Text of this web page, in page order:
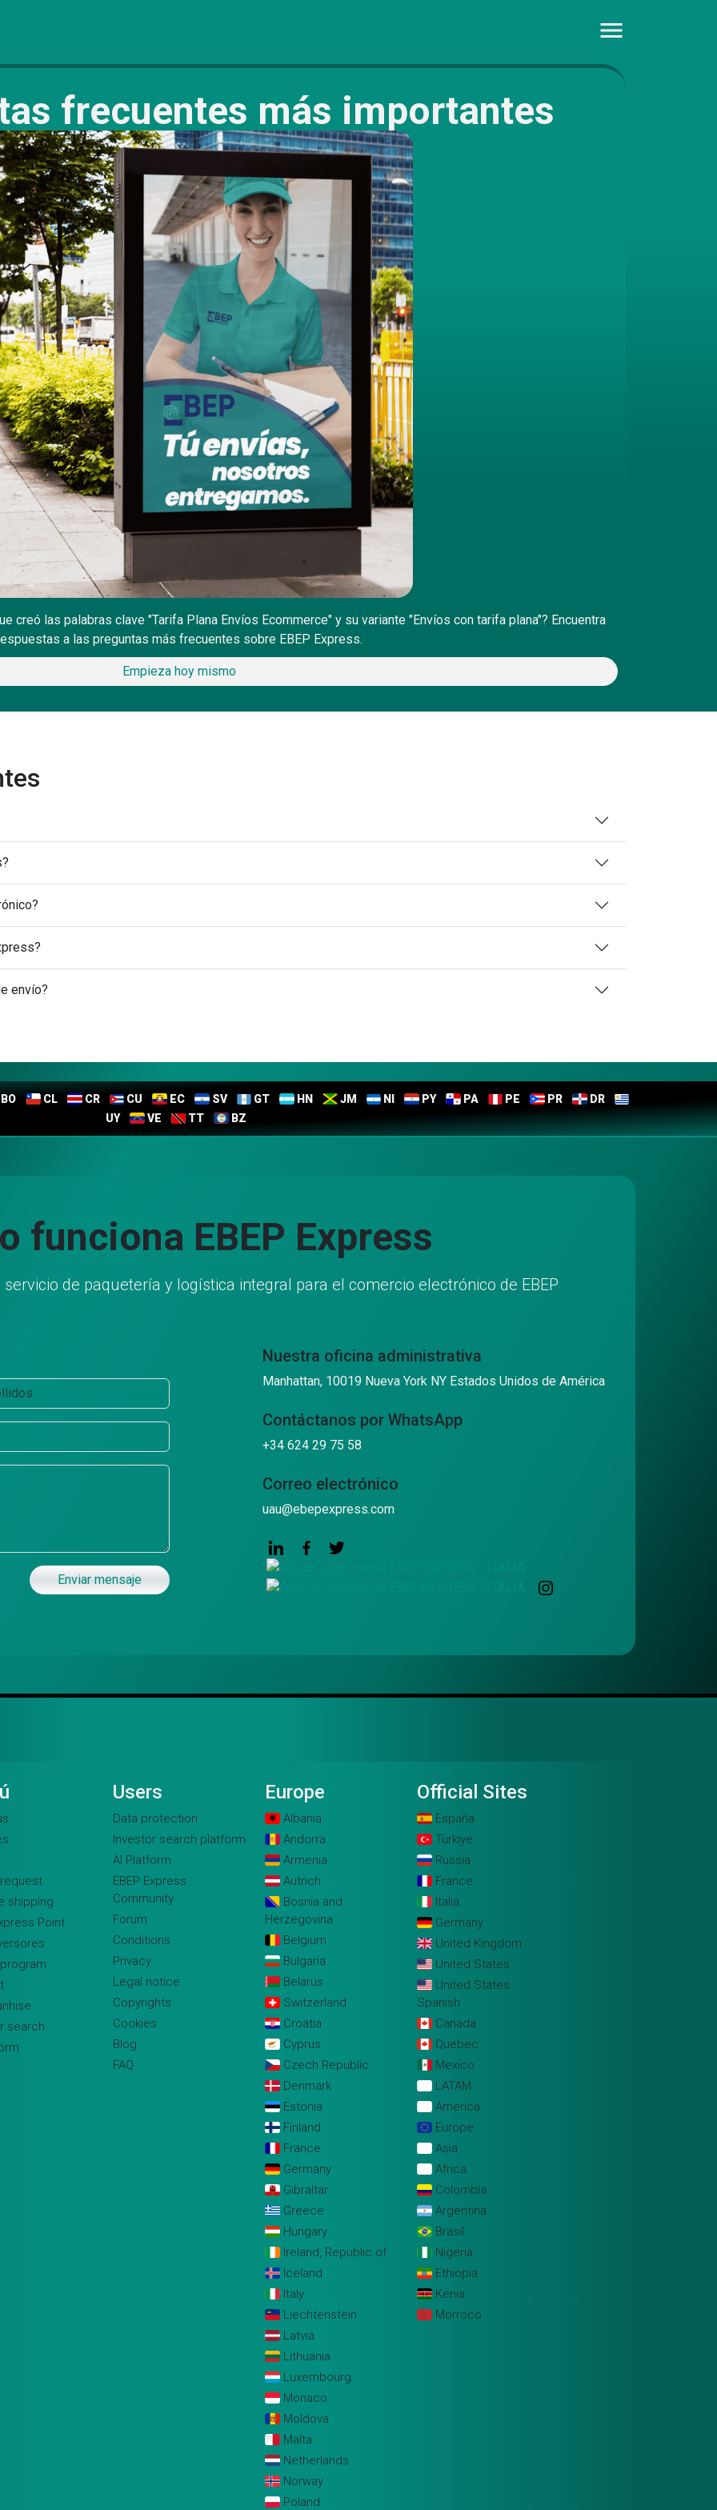
frecuentes más importantes
creó las palabras clave "Tarifa Plana Envíos Ecommerce" y su variante "Envíos con tarifa plana"? Encuentra
a las preguntas más frecuentes sobre EBEP Express.
Empieza hoy mismo
envío?
CL CR CU EC SV GT HN JM NI PY PA PE PR
DR
UY
VE TT BZ
funciona EBEP Express
de paquetería y logística integral para el comercio electrónico de EBEP
Enviar mensaje
Nuestra oficina administrativa
Manhattan, 10019 Nueva York NY Estados Unidos de América
Contáctanos por WhatsApp
+34 624 29 75 58
Correo electrónico
uau@ebepexpress.com
shipping
Point
search
Users
Data protection
Investor search platform
AI Platform
EBEP Express
Community
Forum
Conditions
Privacy
Legal notice
Copyrights
Cookies
Blog
FAQ
Europe
Albania
Andorra
Armenia
Autrich
Bosnia and
Herzegovina
Belgium
Bulgaria
Belarus
Switzerland
Croatia
Cyprus
Czech Republic
Denmark
Estonia
Finland
France
Germany
Gibraltar
Greece
Hungary
Ireland, Republic of
Iceland
Italy
Liechtenstein
Latvia
Lithuania
Luxembourg
Monaco
Moldova
Malta
Netherlands
Norway
Poland
Official Sites
España
Türkiye
Russia
France
Italia
Germany
United Kingdom
United States
United States
Spanish
Canada
Quebec
Mexico
LATAM
America
Europe
Asia
Africa
Colombia
Argentina
Brasil
Nigeria
Ethiopia
Kenia
Morroco